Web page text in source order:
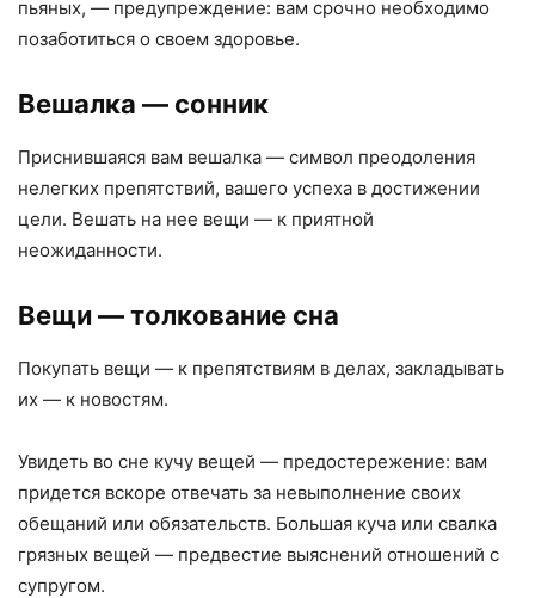
пьяных, — предупреждение: вам срочно необходимо
позаботиться о своем здоровье.
Вешалка — сонник
Приснившаяся вам вешалка — символ преодоления
нелегких препятствий, вашего успеха в достижении
цели. Вешать на нее вещи — к приятной
неожиданности.
Вещи— толкование сна
Покупать вещи — к препятствиям в делах, закладывать
их — к новостям.
Увидеть во сне кучу вещей — предостережение: вам
придется вскоре отвечать за невыполнение своих
обещаний или обязательств. Большая куча или свалка
грязных вещей — предвестие выяснений отношений с
супругом.